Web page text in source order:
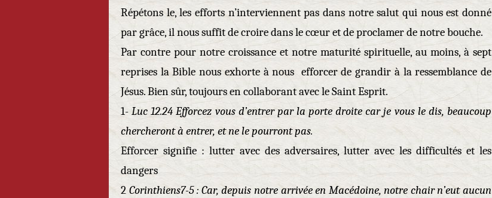
Répétons le, les efforts n’interviennent pas dans notre salut qui nous est donné
par grâce, il nous suffit de croire dans le cœur et de proclamer de notre bouche.
Par contre pour notre croissance et notre maturité spirituelle, au moins, à sept
reprises la Bible nous exhorte à nous efforcer de grandir à la ressemblance de
Jésus. Bien sûr, toujours en collaborant avec le Saint Esprit.
1-Luc 12.24 Efforcez vous d’entrer par la porte droite car je vous le dis, beaucoup
chercheront à entrer, et ne le pourront pas.
Efforcer signifie : lutter avec des adversaires, lutter avec les difficultés et les
dangers
2 Corinthiens7-5 : Car, depuis notre arrivée en Macédoine, notre chair n’eut aucun